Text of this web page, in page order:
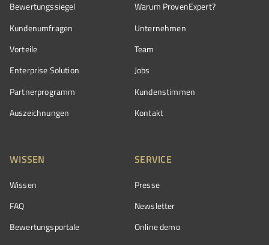
Bewertungssiegel
Kundenumfragen
Vorteile
Enterprise Solution
Partnerprogramm
Auszeichnungen
Warum ProvenExpert?
Unternehmen
Team
Jobs
Kundenstimmen
Kontakt
WISSEN
Wissen
FAQ
Bewertungsportale
SERVICE
Presse
Newsletter
Online demo